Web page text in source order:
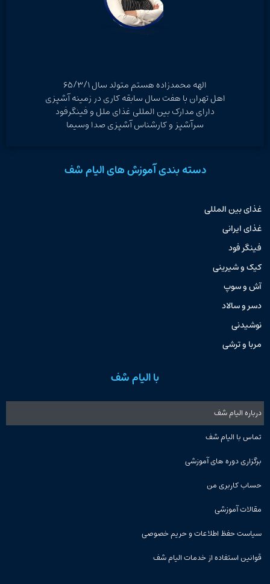
الهه محمدزاده هستم متولد سال ۶۵/۳/۱
اهل تهران با هفت سال سابقه کاری در زمینه آشپزی
دارای مدارک بین المللی غذای ملل و فینگرفود
سرآشپز و کارشناس آشپزی صدا وسیما
دسته بندی آموزش های الیام شف
غذای بین المللی
غذای ایرانی
فینگر فود
کیک و شیرینی
آش و سوپ
دسر و سالاد
نوشیدنی
مربا و ترشی
با الیام شف
درباره الیام شف
تماس با الیام شف
برگزاری دوره های آموزشی
حساب کاربری من
مقالات آموزشی
سیاست حفظ اطلاعات و حریم خصوصی
قوانین استفاده از خدمات الیام شف